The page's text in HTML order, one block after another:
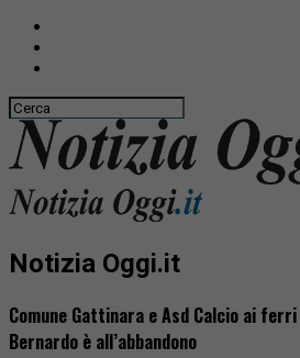
Notizia Oggi.it
Comune Gattinara e Asd Calcio ai
Bernardo è all’abbandono